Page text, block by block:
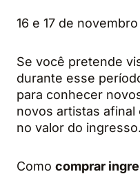
16 e 17 de novembro
Se você pretende
durante esse
para conhecer
novos artistas
no valor do ingresso.
Como comprar